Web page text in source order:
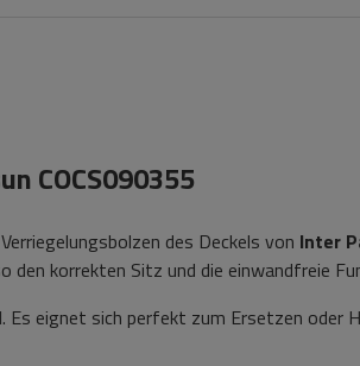
COCS090355
des Deckels von Inter
korrekten Sitz und die einwandfreie
Es eignet sich perfekt zum Ersetzen oder